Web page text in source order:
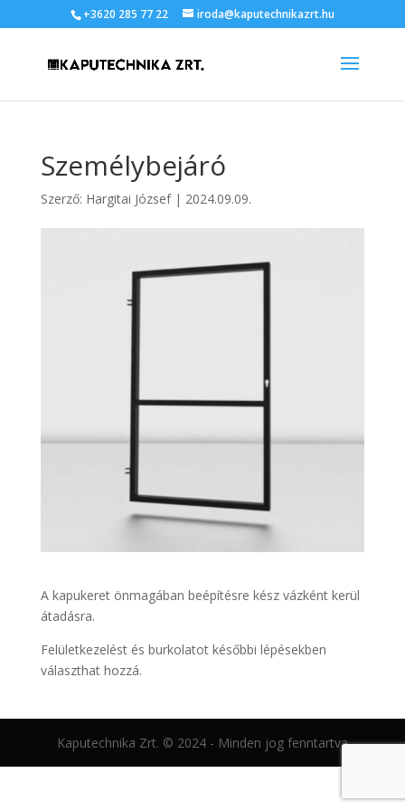
+3620 285 77 22 iroda@kaputechnikazrt.hu
Személybejáró
Szerző: Hargitai József| 2024.09.09.
A kapukeret önmagában beépítésre kész vázként kerül
átadásra.
Felületkezelést és burkolatot későbbi lépésekben
választhat hozzá.
Kaputechnika Zrt. © 2024 - Minden jog fenntartva